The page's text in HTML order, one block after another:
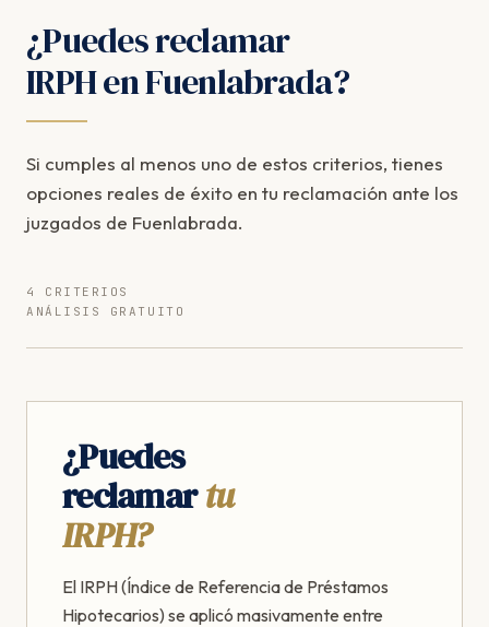
¿Puedes reclamar
IRPH en Fuenlabrada?
Si cumples al menos uno de estos criterios, tienes
opciones reales de éxito en tu reclamación ante los
juzgados de Fuenlabrada.
4 CRITERIOS
ANÁLISIS GRATUITO
¿Puedes
reclamartu
IRPH?
El IRPH (Índice de Referencia de Préstamos
Hipotecarios) se aplicó masivamente entre